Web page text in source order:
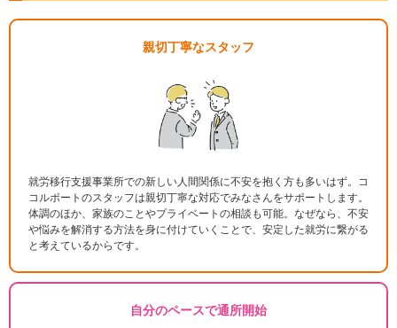
親切丁寧なスタッフ
就労移行支援事業所での新しい人間関係に不安を抱く方も多いはず。コ
コルポートのスタッフは親切丁寧な対応でみなさんをサポートします。
体調のほか、家族のことやプライベートの相談も可能。なぜなら、不安
や悩みを解消する方法を身に付けていくことで、安定した就労に繋がる
と考えているからです。
自分のペースで通所開始